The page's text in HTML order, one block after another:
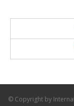
© Copyright by